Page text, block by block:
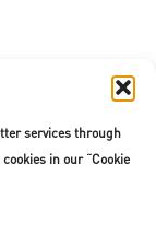
services through
in our “Cookie
|Privacy Policy